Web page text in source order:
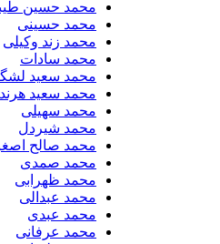
محمد حسین طیبی نیا
محمد حسینی
محمد زند وکیلی
محمد سادات
محمد سعید لشگری
محمد سعید هرندی
محمد سهیلی
​محمد شیردل
محمد صالح اصغرزاده
محمد صمدی
محمد ظهرابی
محمد عبدالی
محمد عبدی
محمد عرفانی